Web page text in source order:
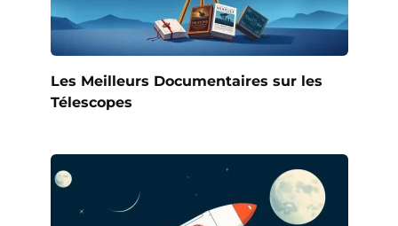
Les Meilleurs Documentaires sur les
Télescopes